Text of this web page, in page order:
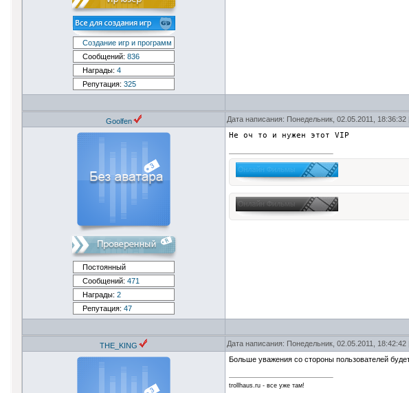
Создание игр и программ
Сообщений: 836
Награды: 4
Репутация: 325
Goolfen Дата написания: Понедельник, 02.05.2011,
Постоянный
Сообщений: 471
Награды: 2
Репутация: 47
Не оч то и нужен этот VIP
THE_KING Дата написания: Понедельник, 02.05.2011,
Больше уважения со стороны пользователей
trollhaus.ru - все уже там!